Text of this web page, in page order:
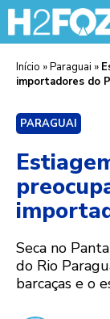
Início »Paraguai »
importadores do
PARAGUAI
Seca no
do Rio
barcaças e o